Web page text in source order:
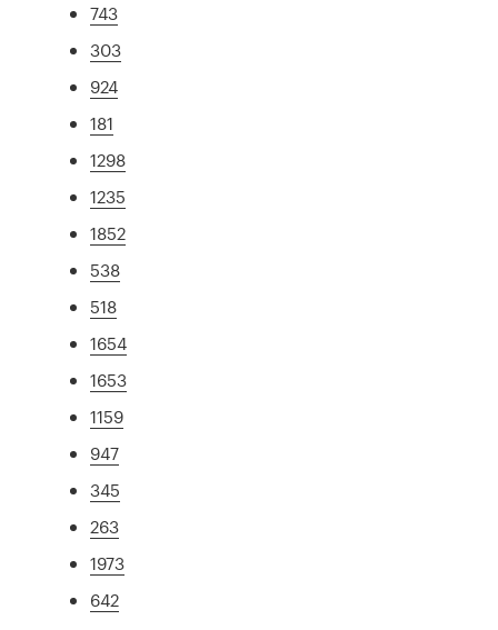
743
303
924
181
1298
1235
1852
538
518
1654
1653
1159
947
345
263
1973
642